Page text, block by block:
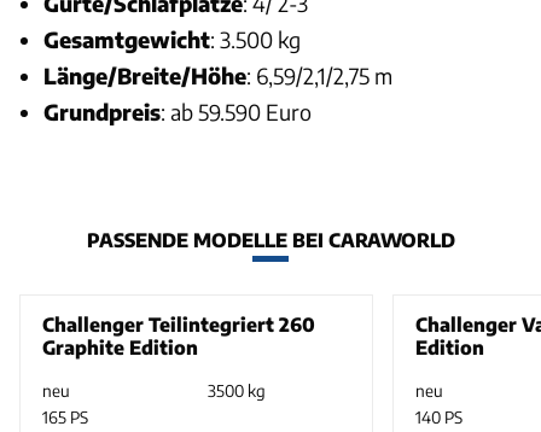
Gesamtgewicht: 3.500 kg
Länge/Breite/Höhe: 6,59/2,1/2,75 m
Grundpreis: ab 59.590 Euro
PASSENDE MODELLE BEI CARAWORLD
Challenger Teilintegriert 260
Graphite Edition
neu
3500 kg
165 PS
Challenger
Edition
neu
140 PS